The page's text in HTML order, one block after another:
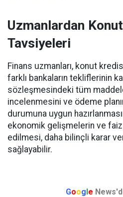
Uzmanlardan
Tavsiyeleri
Finans uzmanları, konut
farklı bankaların tekliflerinin
sözleşmesindeki tüm
incelenmesini ve ödeme
durumuna uygun
ekonomik gelişmelerin ve faiz
edilmesi, daha bilinçli karar
sağlayabilir.
Google